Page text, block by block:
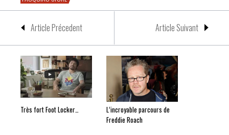
Article Précedent Article Suivant
Très fort Foot Locker…
L’incroyable parcours de
Freddie Roach